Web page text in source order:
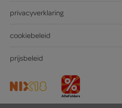
privacyverklaring
cookiebeleid
prijsbeleid